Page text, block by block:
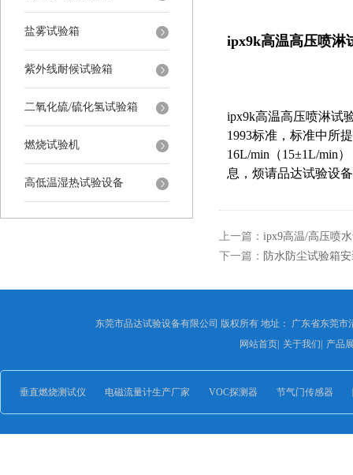
盐雾试验箱
紫外线耐候试验箱
二氧化硫/硫化氢试验箱
燃烧试验机
高低温湿热试验设备
ipx9k高温高压喷淋
ipx9k高温高压喷淋试
1993标准，标准中所
16L/min（15±1L/min
息，烦请品达试验设
上一篇： ipx9高温/高压喷
下一篇： 防水防尘试验箱
东莞市品达试验设备有限公司 版权所有 地址： 广东省东莞
网站首页| 关于我们 产品
垂直燃烧测试仪 电磁流量计生产厂家 VOC探测器 节气门传感器